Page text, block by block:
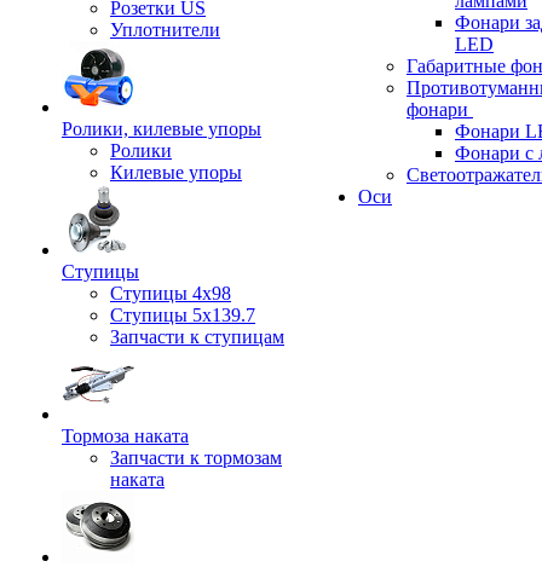
Розетки US
Уплотнители
Ролики, килевые упоры
Ролики
Килевые упоры
Ступицы
Ступицы 4x98
Ступицы 5x139.7
Запчасти к ступицам
Тормоза наката
Запчасти к тормозам
наката
Фонари
LED
Габаритные
фонари
Фонари
Фонари с
Оси